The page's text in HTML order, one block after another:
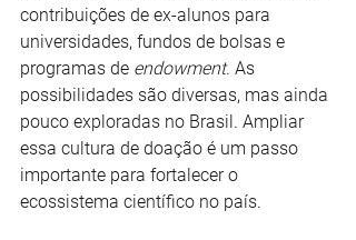
contribuições de ex-alunos para
universidades, fundos de bolsas e
programas de endowment. As
possibilidades são diversas, mas ainda
pouco exploradas no Brasil. Ampliar
essa cultura de doação é um passo
importante para fortalecer o
ecossistema científico no país.